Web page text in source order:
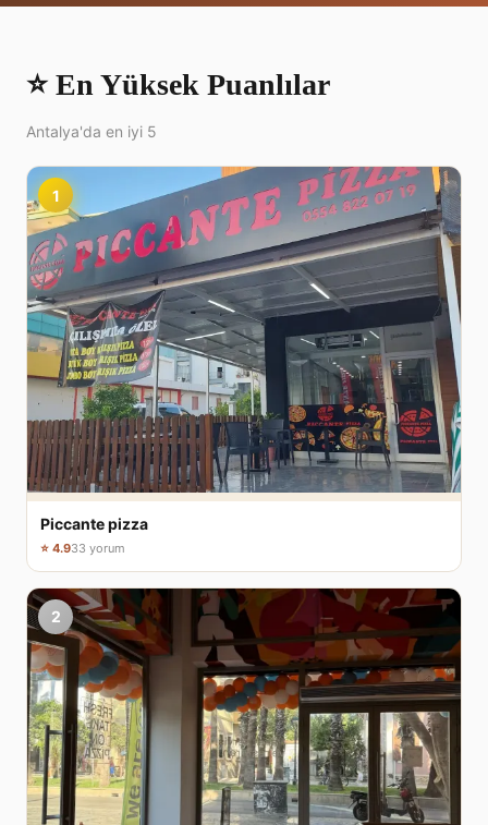
⭐ En Yüksek Puanlılar
Antalya'da en iyi 5
1
Piccante pizza
⭐ 4.933 yorum
2